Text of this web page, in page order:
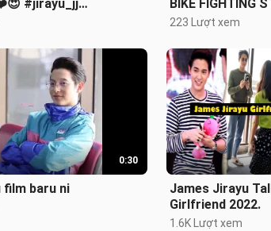
#jirayu_jj
BIKE FIGHTING
NOVEMBER 2019
223 Lượt xem
0:30
film baru ni
James Jirayu
Girlfriend 2022.
1.6K Lượt xem